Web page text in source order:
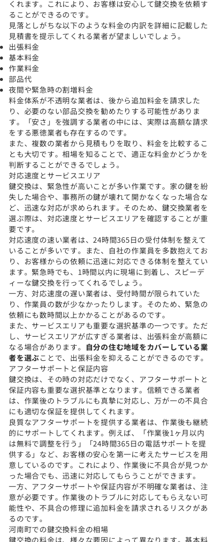
くれます。これにより、お客様は安心して鍵交換を依頼す
ることができるのです。
見落としがちな以下のような料金の内訳を詳細に記載した
見積書を提示してくれる業者が望ましいでしょう。
出張料金
基本料金
作業料金
部品代
夜間や緊急時の割増料金
料金体系が不透明な業者は、後から追加料金を請求した
り、必要のない部品交換を勧めたりする可能性がありま
す。「安さ」を強調する業者の中には、実際は高額な請求
をする悪徳業者も存在するのです。
また、複数の業者から見積もりを取り、料金を比較するこ
とも大切です。相場を知ることで、適正な料金かどうかを
判断することができるでしょう。
対応速度とサービスエリア
鍵交換は、緊急性が高いことが多い作業です。家の鍵を紛
失した場合や、事務所の鍵が壊れて開かなくなった場合な
ど、迅速な対応が求められます。そのため、鍵交換業者を
選ぶ際は、対応速度とサービスエリアを確認することが重
要です。
対応速度の速い業者は、24時間365日の受付体制を整えて
いることが多いです。また、自社の作業員を多数抱えてお
り、お客様からの依頼に迅速に対応できる体制を整えてい
ます。緊急時でも、1時間以内に現場に到着し、スピーデ
ィーな鍵交換を行ってくれるでしょう。
一方、対応速度の遅い業者は、受付時間が限られていた
り、作業員の数が少なかったりします。そのため、緊急の
依頼にも数時間以上かかることがあるのです。
また、サービスエリアも重要な選択基準の一つです。ただ
し、サービスエリアが広すぎる業者は、出張料金が高額に
なる場合があります。 自分の住む地域をカバーしている業
者を選ぶことで、出張料金を抑えることができるのです。
アフターサポートと保証内容
鍵交換は、その時の対応だけでなく、アフターサポートと
保証内容も重要な選択基準となります。信頼できる業者
は、作業後のトラブルにも真摯に対応し、万が一の不具合
にも適切な保証を提供してくれます。
良質なアフターサポートを提供する業者は、作業後も継続
的にサポートしてくれます。例えば、「作業後1ヶ月以内
は無料で調整を行う」「24時間365日の電話サポートを提
供する」など、お客様の安心を第一に考えたサービスを用
意しているのです。これにより、作業後に不具合が見つか
った場合でも、迅速に対応してもらうことができます。
一方、アフターサポートや保証内容が不明確な業者は、注
意が必要です。作業後のトラブルに対応してもらえない可
能性や、不具合の修理に追加料金を請求されるリスクがあ
るのです。
河南町での鍵交換料金の相場
鍵交換の料金は、様々な要因によって異なります。基本料